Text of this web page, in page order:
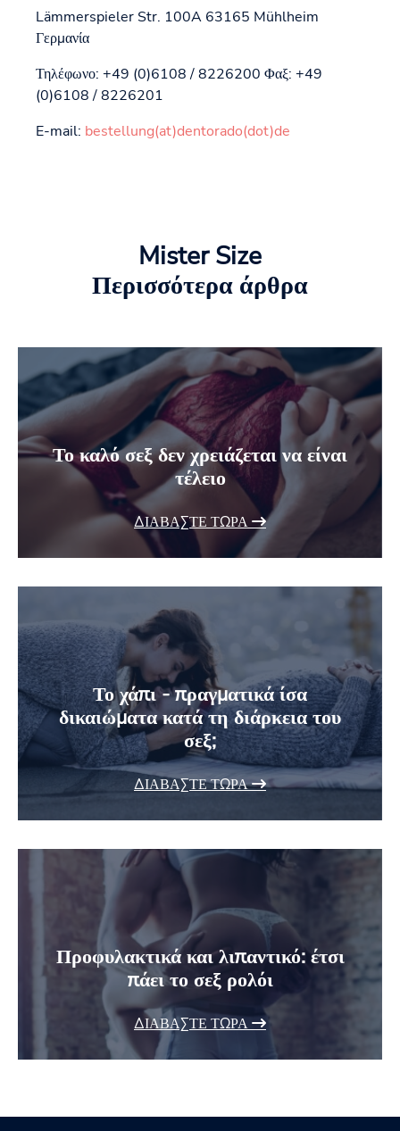
Lämmerspieler Str. 100A 63165 Mühlheim
Γερμανία
Τηλέφωνο: +49 (0)6108 / 8226200 Φαξ: +49
(0)6108 / 8226201
E-mail: bestellung(at)dentorado(dot)de
Mister Size
Περισσότερα άρθρα
Το καλό σεξ δεν χρειάζεται να είναι
τέλειο
ΔΙΑΒΆΣΤΕ ΤΏΡΑ
Το χάπι - πραγματικά ίσα
δικαιώματα κατά τη διάρκεια του
σεξ;
ΔΙΑΒΆΣΤΕ ΤΏΡΑ
Προφυλακτικά και λιπαντικό: έτσι
πάει το σεξ ρολόι
ΔΙΑΒΆΣΤΕ ΤΏΡΑ